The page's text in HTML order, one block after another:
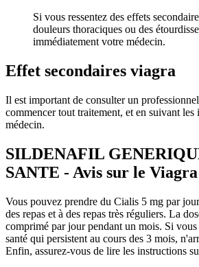
Si vous ressentez des effets
douleurs thoraciques ou des
immédiatement votre médecin.
Effet secondaires viagra
Il est important de consulter un
commencer tout traitement, et en suivant
médecin.
SILDENAFIL
SANTE - Avis sur le Viagra
Vous pouvez prendre du Cialis 5 mg par
des repas et à des repas très réguliers. La
comprimé par jour pendant un mois. Si vous
santé qui persistent au cours des 3 mois,
Enfin, assurez-vous de lire les instructions